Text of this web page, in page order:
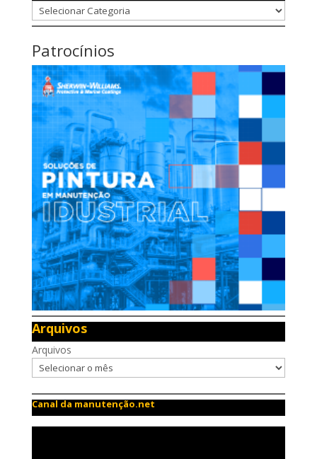
Categorias
Patrocínios
Arquivos
Arquivos
Canal da manutenção.net